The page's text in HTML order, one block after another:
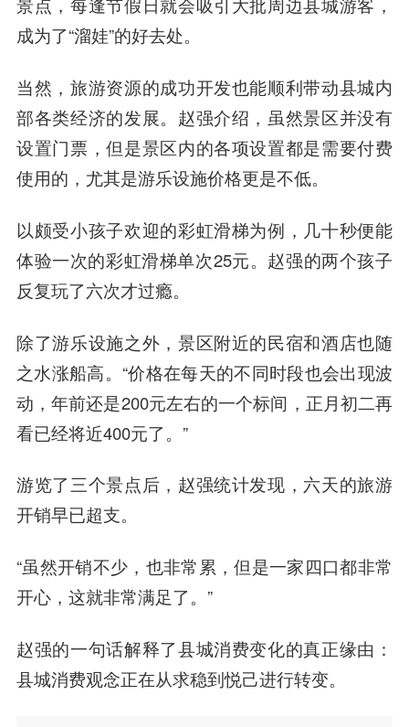
成为了“溜娃”的好去处。
当然，旅游资源的成功开发也能顺利带动县城内
部各类经济的发展。赵强介绍，虽然景区并没有
设置门票，但是景区内的各项设置都是需要付费
使用的，尤其是游乐设施价格更是不低。
以颇受小孩子欢迎的彩虹滑梯为例，几十秒便能
体验一次的彩虹滑梯单次25元。赵强的两个孩子
反复玩了六次才过瘾。
除了游乐设施之外，景区附近的民宿和酒店也随
之水涨船高。“价格在每天的不同时段也会出现波
动，年前还是200元左右的一个标间，正月初二再
看已经将近400元了。”
游览了三个景点后，赵强统计发现，六天的旅游
开销早已超支。
“虽然开销不少，也非常累，但是一家四口都非常
开心，这就非常满足了。”
赵强的一句话解释了县城消费变化的真正缘由：
县城消费观念正在从求稳到悦己进行转变。